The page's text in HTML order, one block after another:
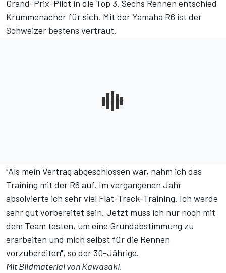
Grand-Prix-Pilot in die Top 3. Sechs Rennen entschied
Krummenacher für sich. Mit der Yamaha R6 ist der
Schweizer bestens vertraut.
"Als mein Vertrag abgeschlossen war, nahm ich das
Training mit der R6 auf. Im vergangenen Jahr
absolvierte ich sehr viel Flat-Track-Training. Ich werde
sehr gut vorbereitet sein. Jetzt muss ich nur noch mit
dem Team testen, um eine Grundabstimmung zu
erarbeiten und mich selbst für die Rennen
vorzubereiten", so der 30-Jährige.
Mit Bildmaterial von Kawasaki.